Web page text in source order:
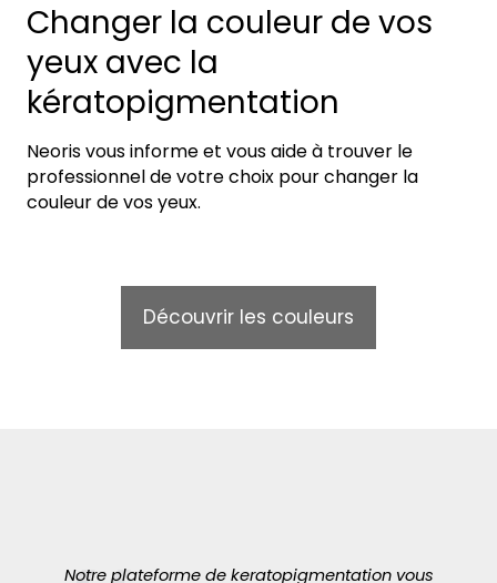
Changer la couleur de vos
yeux avec la
kératopigmentation
Neoris vous informe et vous aide à trouver le
professionnel de votre choix pour changer la
couleur de vos yeux.
Découvrir les couleurs
Notre plateforme de keratopigmentation vous